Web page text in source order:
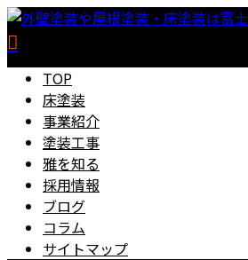
TOP
床塗装
事業紹介
塗装工事
雅を知る
採用情報
ブログ
コラム
サイトマップ